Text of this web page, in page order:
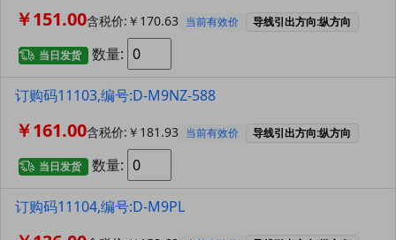
￥151.00含税价:￥170.63 当前有效价 导线引出方向:纵方向
当日发货 数量:
订购码11103,编号:D-M9NZ-588
￥161.00含税价:￥181.93 当前有效价 导线引出方向:纵方向
当日发货 数量:
订购码11104,编号:D-M9PL